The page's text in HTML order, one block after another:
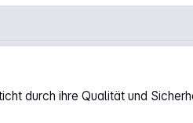
durch ihre Qualität und